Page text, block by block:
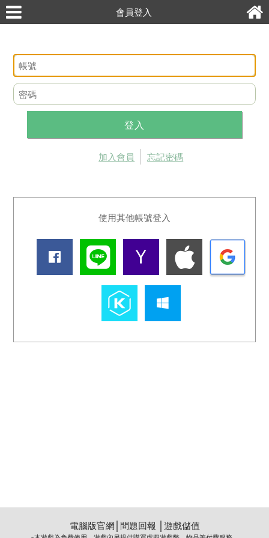
會員登入
登入
加入會員 忘記密碼
使用其他帳號登入
電腦版官網 問題回報 遊戲儲值